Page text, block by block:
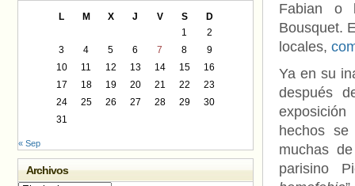
Fabian o
Bousquet.
locales,
Ya en su
después
exposición
hechos
muchas
parisino
L M X J V S
D
1
2
3
4 5 6 7 8
9
10
11 12 13 14 15
16
17
18 19 20 21 22
23
24
25 26 27 28 29
30
31
« Sep
Archivos